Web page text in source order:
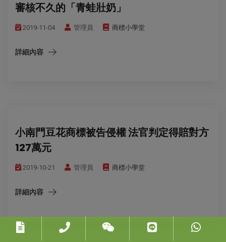
審核不久的「青蛙壯奶」
2019-11-04 管理員 商標小學堂
詳細內容
小南門豆花商標被告侵權 法官判定得賠對方
127萬元
2019-10-21 管理員 商標小學堂
詳細內容